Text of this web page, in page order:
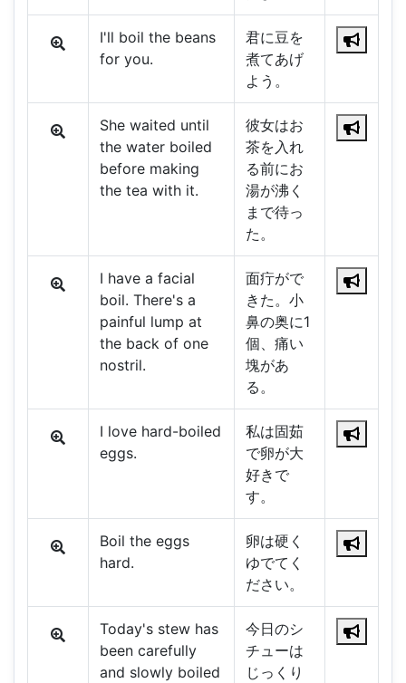
I'll boil the beans
for you.
君に豆を
煮てあげ
よう。
She waited until
the water boiled
before making
the tea with it.
彼女はお
茶を入れ
る前にお
湯が沸く
まで待っ
た。
I have a facial
boil. There's a
painful lump at
the back of one
nostril.
面疔がで
きた。小
鼻の奥に1
個、痛い
塊があ
る。
I love hard-boiled
eggs.
私は固茹
で卵が大
好きで
す。
Boil the eggs
hard.
卵は硬く
ゆでてく
ださい。
Today's stew has
been carefully
and slowly boiled
今日のシ
チューは
じっくり